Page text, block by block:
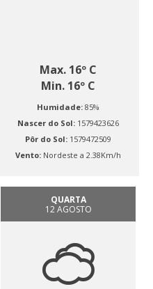
Max. 16º C
Min. 16º C
Humidade: 85%
Nascer do Sol: 1579423626
Pôr do Sol: 1579472509
Vento: Nordeste a 2.38Km/h
QUARTA
12 AGOSTO